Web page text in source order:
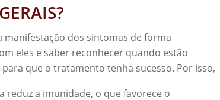
dos sintomas de forma
eles e saber reconhecer quando estão
que o tratamento tenha sucesso. Por isso,
reduz a imunidade, o que favorece o